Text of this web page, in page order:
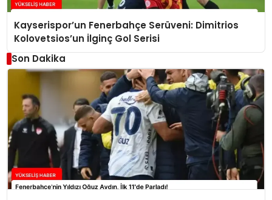
Kayserispor’un Fenerbahçe Serüveni: Dimitrios
Kolovetsios’un İlginç Gol Serisi
Son Dakika